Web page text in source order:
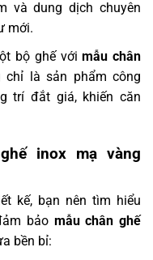
và dung dịch chuyên
mới.
bộ ghế vớimẫu chân
chỉ là sản phẩm công
trí đắt giá, khiến căn
inox mạ vàng
kế, bạn nên tìm hiểu
bảo mẫu chân ghế
bền bỉ: